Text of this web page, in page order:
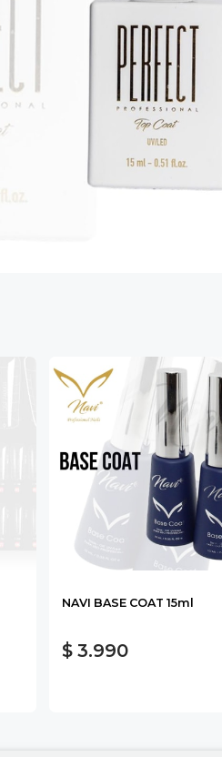
NAVI BASE COAT 15ml
$ 3.990